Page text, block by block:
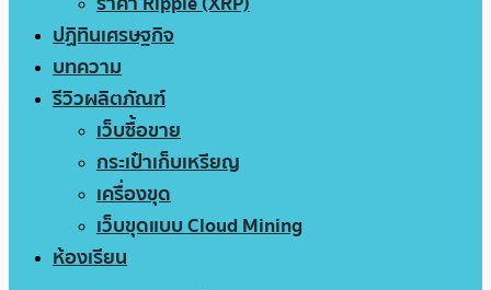
ปฏิทินเศรษฐกิจ
บทความ
รีวิวผลิตภัณฑ์
เว็บซื้อขาย
กระเป๋าเก็บเหรียญ
เครื่องขุด
เว็บขุดแบบ Cloud Mining
ห้องเรียน